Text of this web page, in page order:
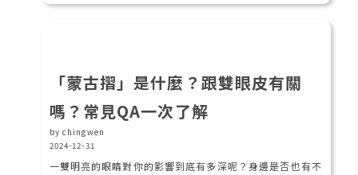
「蒙古摺」是什麼？跟雙眼皮有關
嗎？常見QA一次了解
by chingwen
2024-12-31
一雙明亮的眼睛對你的影響到底有多深呢？身邊是否也有不